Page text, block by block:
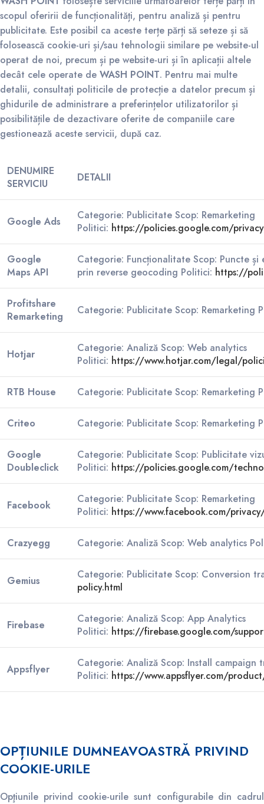
scopul oferirii de funcționalități, pentru analiză și pentru
publicitate. Este posibil ca aceste terțe părți să seteze și să
folosească cookie-uri și/sau tehnologii similare pe website-ul
operat de noi, precum și pe website-uri și în aplicații altele
decât cele operate de WASH POINT. Pentru mai multe
detalii, consultați politicile de protecție a datelor precum și
ghidurile de administrare a preferințelor utilizatorilor și
posibilitățile de dezactivare oferite de companiile care
gestionează aceste servicii, după caz.
DENUMIRE
SERVICIU
DETALII
Google Ads
Categorie: Publicitate Scop: Remarketing
Politici: https://policies.google.com/privacy
Google
Maps API
Categorie: Funcționalitate Scop: Puncte
prin reverse geocoding Politici: https://
Profitshare
Remarketing
Categorie: Publicitate Scop: Remarketing
Hotjar
Categorie: Analiză Scop: Web analytics
Politici: https://www.hotjar.com/legal/
RTB House Categorie: Publicitate Scop: Remarketing
Criteo Categorie: Publicitate Scop: Remarketing
Google
Doubleclick
Categorie: Publicitate Scop: Publicitate
Politici: https://policies.google.com/
Facebook
Categorie: Publicitate Scop: Remarketing
Politici: https://www.facebook.com/
Crazyegg Categorie: Analiză Scop: Web analytics
Gemius
Categorie: Publicitate Scop: Conversion
policy.html
Firebase
Categorie: Analiză Scop: App Analytics
Politici: https://firebase.google.com/
Appsflyer
Categorie: Analiză Scop: Install campaign
Politici: https://www.appsflyer.com/
OPȚIUNILE DUMNEAVOASTRĂ PRIVIND
COOKIE-URILE
Opţiunile privind cookie-urile sunt configurabile din cadrul